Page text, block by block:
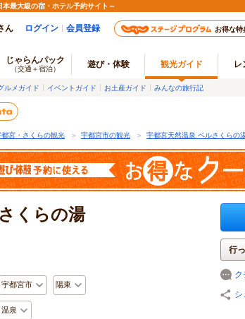
最大級の宿・ホテル予約サイト～
ん ログイン 会員登録 お得な特
じゃらんパック
（交通＋宿泊） 遊び・体験 観光ガイド レ
ルメガイド イベントガイド お土産ガイド みんなの旅行記
都宮・さくらの観光 ＞ 宇都宮市の観光 ＞ 宇都宮天然温泉 ベルさくらの
くらの湯
宇都宮市 陽東
泉
行
シ